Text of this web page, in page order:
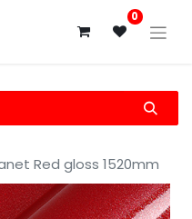
0
Red gloss 1520mm